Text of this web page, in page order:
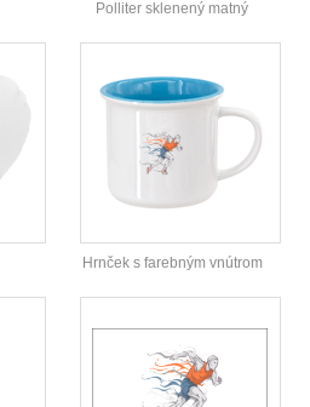
Polliter sklenený matný
Hrnček s farebným vnútrom